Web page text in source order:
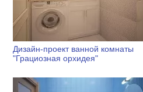
Дизайн-проект ванной комнаты
"Грациозная орхидея"